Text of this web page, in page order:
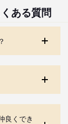
ある質問
良くでき